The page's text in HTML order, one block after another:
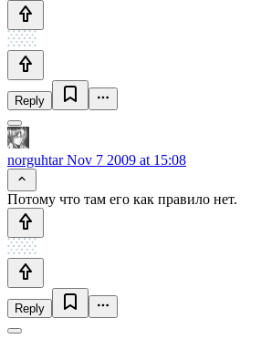
Reply
norguhtarNov 7 2009 at 15:08
Потому что там его как правило нет.
Reply